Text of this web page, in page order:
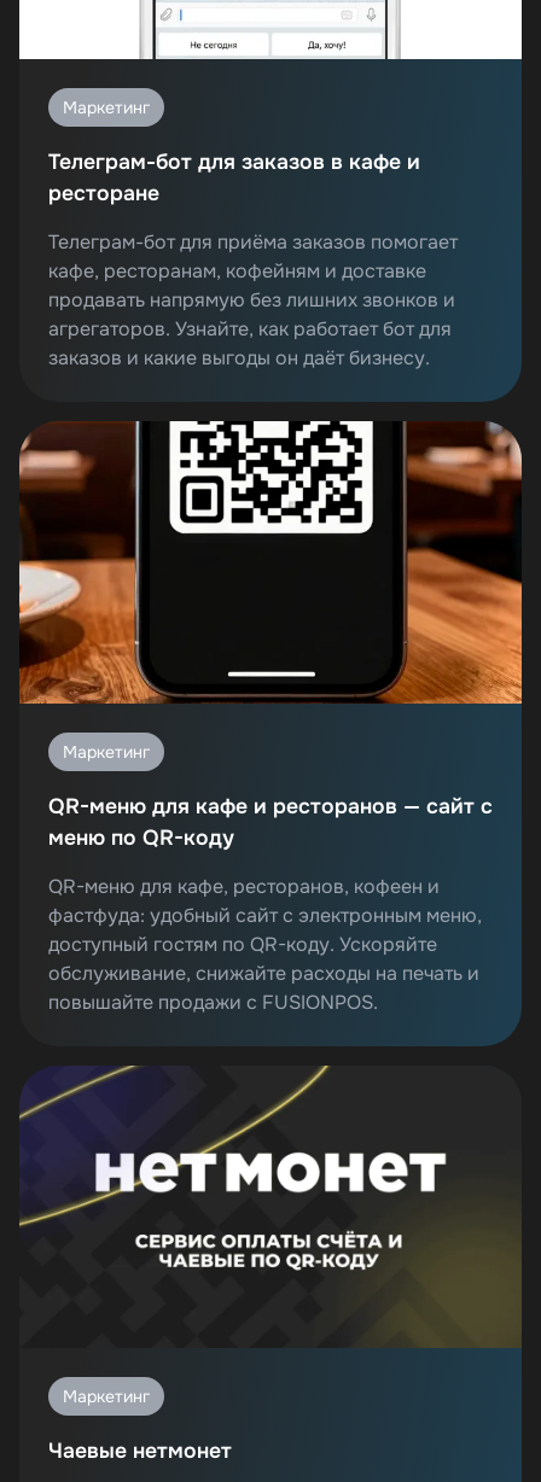
Маркетинг
Телеграм-бот для заказов в кафе и
ресторане
Телеграм-бот для приёма заказов помогает
кафе, ресторанам, кофейням и доставке
продавать напрямую без лишних звонков и
агрегаторов. Узнайте, как работает бот для
заказов и какие выгоды он даёт бизнесу.
Маркетинг
QR-меню для кафе и ресторанов — сайт с
меню по QR-коду
QR-меню для кафе, ресторанов, кофеен и
фастфуда: удобный сайт с электронным меню,
доступный гостям по QR-коду. Ускоряйте
обслуживание, снижайте расходы на печать и
повышайте продажи с FUSIONPOS.
Маркетинг
Чаевые нетмонет